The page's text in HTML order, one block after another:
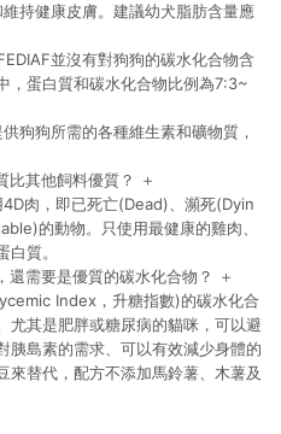
持健康皮膚。建議幼犬脂肪含量應
並沒有對狗狗的碳水化合物含
，蛋白質和碳水化合物比例為7:3~
狗狗所需的各種維生素和礦物質，
比其他飼料優質？
＋
肉，即已死亡(Dead)、瀕死(Dyin
的動物。只使用最健康的雞肉、
質。
還需要是優質的碳水化合物？
＋
Index，升糖指數)的碳水化合
尤其是肥胖或糖尿病的貓咪，可以避
胰島素的需求、可以有效減少身體的
來替代，配方不添加馬鈴薯、木薯及